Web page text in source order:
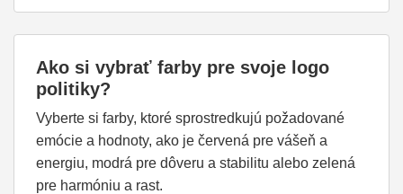
Ako si vybrať farby pre svoje logo
politiky?
Vyberte si farby, ktoré sprostredkujú požadované
emócie a hodnoty, ako je červená pre vášeň a
energiu, modrá pre dôveru a stabilitu alebo zelená
pre harmóniu a rast.